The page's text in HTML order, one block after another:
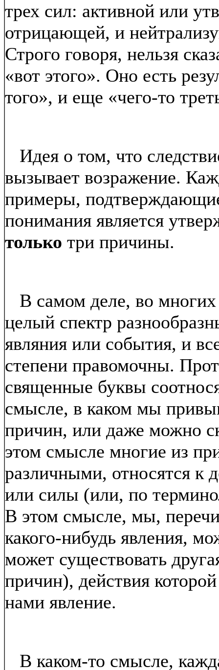
трех сил: активной или
отрицающей, и
Строго говоря, нельзя
«вот этого». Оно есть
того», и еще «чего-то
Идея о том, что
вызывает возражение.
примеры,
понимания является
только три причины.
В самом деле, во
целый спектр
являния или события, и
степени правомочны.
священные буквы
смысле, в каком мы
причин, или даже можно
этом смысле многие из
различными, относятся к
или силы (или, по
В этом смысле, мы,
какого-нибудь явления,
может существовать
причин), действия
нами явление.
В каком-то смысле,